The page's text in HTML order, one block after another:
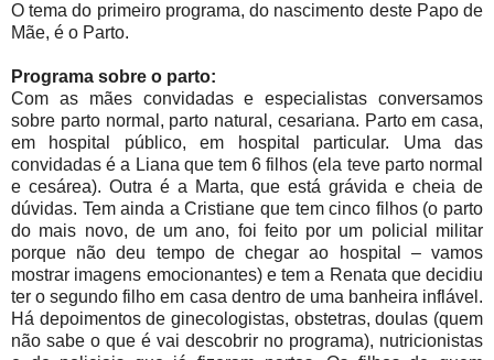
O tema do primeiro programa, do nascimento deste Papo de
Mãe, é o Parto.
Programa sobre o parto:
Com as mães convidadas e especialistas conversamos
sobre parto normal, parto natural, cesariana. Parto em casa,
em hospital público, em hospital particular. Uma das
convidadas é a Liana que tem 6 filhos (ela teve parto normal
e cesárea). Outra é a Marta, que está grávida e cheia de
dúvidas. Tem ainda a Cristiane que tem cinco filhos (o parto
do mais novo, de um ano, foi feito por um policial militar
porque não deu tempo de chegar ao hospital – vamos
mostrar imagens emocionantes) e tem a Renata que decidiu
ter o segundo filho em casa dentro de uma banheira inflável.
Há depoimentos de ginecologistas, obstetras, doulas (quem
não sabe o que é vai descobrir no programa), nutricionistas